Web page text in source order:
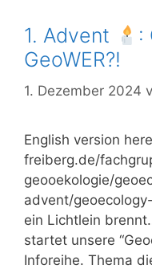
1. Advent
:
GeoWER?!
1. Dezember 2024
English version here
freiberg.de/
geooekologie/
advent/
ein Lichtlein
startet unsere
Inforeihe. Thema